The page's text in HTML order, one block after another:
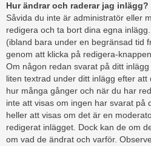
Hur ändrar och raderar jag inlägg?
Såvida du inte är administratör eller
redigera och ta bort dina egna
(ibland bara under en begränsad tid
genom att klicka på redigera-
Om någon redan svarat på ditt
liten textrad under ditt inlägg efter
hur många gånger och när du har
inte att visas om ingen har svarat på
heller att visas om det är en
redigerat inlägget. Dock kan de om
om vad de ändrat och varför.